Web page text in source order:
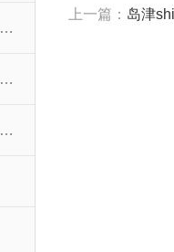
上海精科石墨管（上分）/石墨锥
辽宁分析石墨管（辽分）/石墨锥
沈阳仪通石墨管（沈分）/石墨锥
上一篇： 岛津